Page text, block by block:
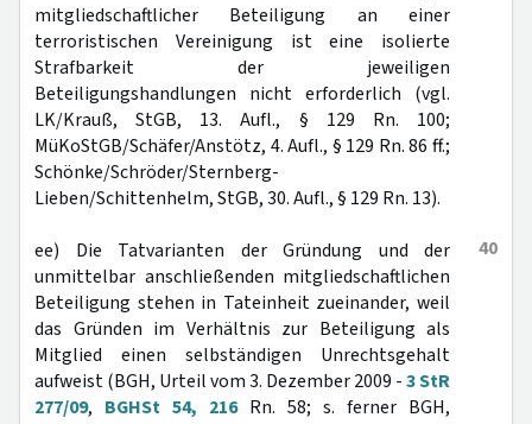
mitgliedschaftlicher Beteiligung an einer
terroristischen Vereinigung ist eine isolierte
Strafbarkeit der jeweiligen
Beteiligungshandlungen nicht erforderlich (vgl.
LK/Krauß, StGB, 13. Aufl., § 129 Rn. 100;
MüKoStGB/Schäfer/Anstötz, 4. Aufl., § 129 Rn. 86 ff.;
Schönke/Schröder/Sternberg-
Lieben/Schittenhelm, StGB, 30. Aufl., § 129 Rn. 13).
40
ee) Die Tatvarianten der Gründung und der
unmittelbar anschließenden mitgliedschaftlichen
Beteiligung stehen in Tateinheit zueinander, weil
das Gründen im Verhältnis zur Beteiligung als
Mitglied einen selbständigen Unrechtsgehalt
aufweist (BGH, Urteil vom 3. Dezember 2009 -3 StR
277/09, BGHSt 54, 216Rn. 58; s. ferner BGH,